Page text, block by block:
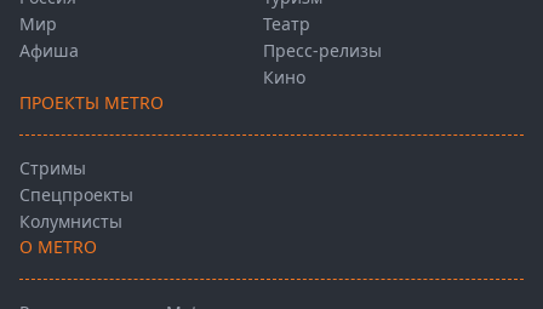
Мир
Афиша
Театр
Пресс-релизы
Кино
ПРОЕКТЫ METRO
Стримы
Спецпроекты
Колумнисты
О METRO